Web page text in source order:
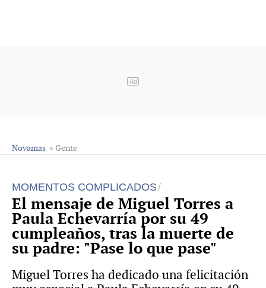
Ad
Novamas » Gente